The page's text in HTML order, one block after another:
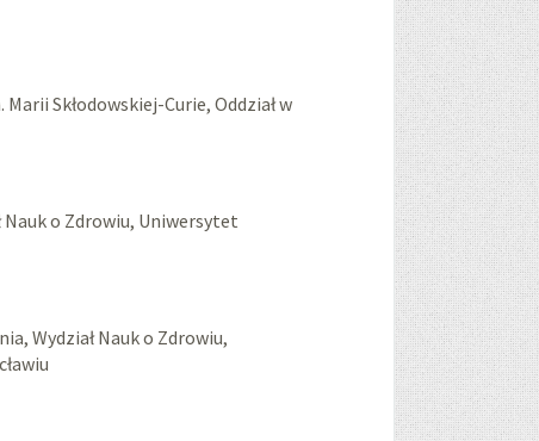
Skłodowskiej-Curie, Oddział w
o Zdrowiu, Uniwersytet
Wydział Nauk o Zdrowiu,